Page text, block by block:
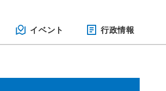
イベント 行政情報